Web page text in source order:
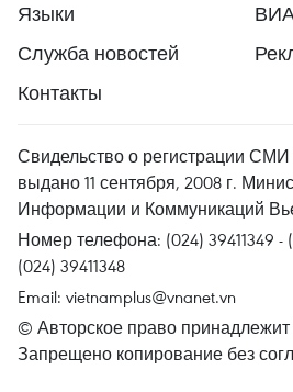
Языки
Служба новостей
Контакты
Свидельство о регистрации СМИ
выдано 11 сентября, 2008 г.
Информации и Коммуникаций
Номер телефона: (024) 39411349 -
(024) 39411348
Email: vietnamplus@vnanet.vn
© Авторское право
Запрещено копирование без